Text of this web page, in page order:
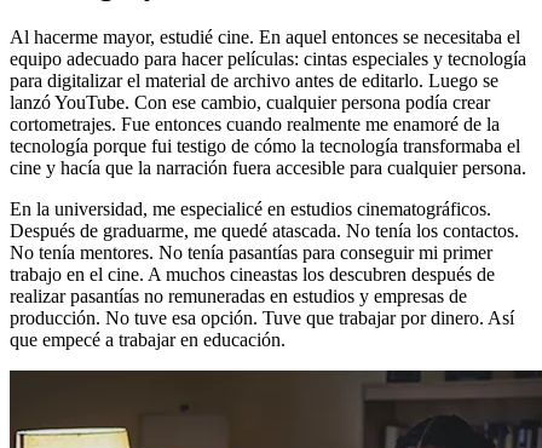
Al hacerme mayor, estudié cine. En aquel entonces se necesitaba el
equipo adecuado para hacer películas: cintas especiales y tecnología
para digitalizar el material de archivo antes de editarlo. Luego se
lanzó YouTube. Con ese cambio, cualquier persona podía crear
cortometrajes. Fue entonces cuando realmente me enamoré de la
tecnología porque fui testigo de cómo la tecnología transformaba el
cine y hacía que la narración fuera accesible para cualquier persona.
En la universidad, me especialicé en estudios cinematográficos.
Después de graduarme, me quedé atascada. No tenía los contactos.
No tenía mentores. No tenía pasantías para conseguir mi primer
trabajo en el cine. A muchos cineastas los descubren después de
realizar pasantías no remuneradas en estudios y empresas de
producción. No tuve esa opción. Tuve que trabajar por dinero. Así
que empecé a trabajar en educación.